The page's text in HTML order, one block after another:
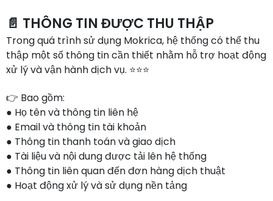
📄 THÔNG TIN ĐƯỢC THU THẬP
Trong quá trình sử dụng Mokrica, hệ thống có thể thu
thập một số thông tin cần thiết nhằm hỗ trợ hoạt động
xử lý và vận hành dịch vụ. ⭐⭐⭐
👉 Bao gồm:
● Họ tên và thông tin liên hệ
● Email và thông tin tài khoản
● Thông tin thanh toán và giao dịch
● Tài liệu và nội dung được tải lên hệ thống
● Thông tin liên quan đến đơn hàng dịch thuật
● Hoạt động xử lý và sử dụng nền tảng